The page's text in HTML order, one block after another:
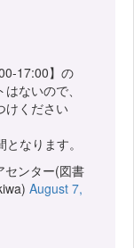
17:00】の
ないので、
けください
なります。
ンター(図書
August 7,